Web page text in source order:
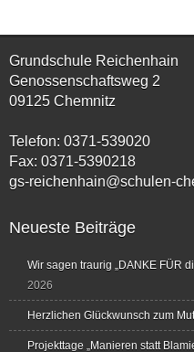
Grundschule Reichenhain
Genossenschaftsweg 2
09125 Chemnitz
Telefon: 0371-539020
Fax: 0371-5390218
gs-reichenhain@schulen-
Neueste Beiträge
Wir sagen traurig „DANKE FÜR
2026
Herzlichen Glückwunsch zum
Projekttage „Manieren statt